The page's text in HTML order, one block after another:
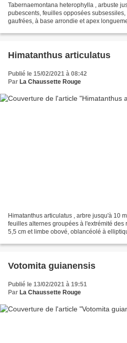
Tabernaemontana heterophylla , arbuste
pubescents, feuilles opposées
gaufrées, à base arrondie et apex
Himatanthus articulatus
Publié le 15/02/2021 à 08:42
Par La Chaussette Rouge
Himatanthus articulatus , arbre jusqu'à 10
feuilles alternes groupées à l'extrémité
5,5 cm et limbe obové, oblancéolé à
Votomita guianensis
Publié le 13/02/2021 à 19:51
Par La Chaussette Rouge